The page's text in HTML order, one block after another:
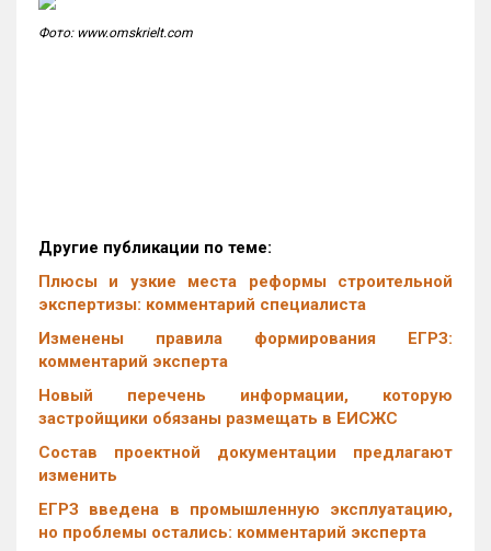
Фото: www.omskrielt.com
Другие публикации по теме:
Плюсы и узкие места реформы строительной
экспертизы: комментарий специалиста
Изменены правила формирования ЕГРЗ:
комментарий эксперта
Новый перечень информации, которую
застройщики обязаны размещать в ЕИСЖС
Состав проектной документации предлагают
изменить
ЕГРЗ введена в промышленную эксплуатацию,
но проблемы остались: комментарий эксперта